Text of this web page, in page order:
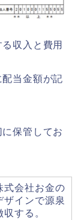
収入と費用
配当金額が記
保管してお
式会社お金の
ザインで源泉
収する。